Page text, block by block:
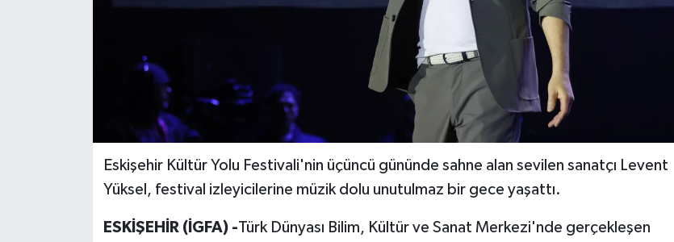
Eskişehir Kültür Yolu Festivali'nin üçüncü gününde sahne alan sevilen sanatçı Levent
Yüksel, festival izleyicilerine müzik dolu unutulmaz bir gece yaşattı.
ESKİŞEHİR (İGFA) -Türk Dünyası Bilim, Kültür ve Sanat Merkezi'nde gerçekleşen